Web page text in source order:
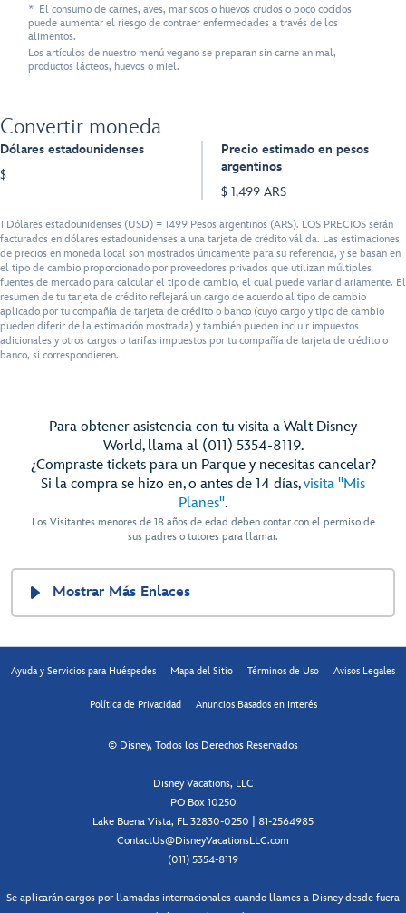
* El consumo de carnes, aves, mariscos o huevos crudos o poco cocidos
puede aumentar el riesgo de contraer enfermedades a través de los
alimentos.
Los artículos de nuestro menú vegano se preparan sin carne animal,
productos lácteos, huevos o miel.
Convertir moneda
Dólares estadounidenses
$
Precio estimado en pesos
argentinos
$ 1,499 ARS
1 Dólares estadounidenses (USD) = 1499 Pesos argentinos (ARS). LOS PRECIOS serán
facturados en dólares estadounidenses a una tarjeta de crédito válida. Las estimaciones
de precios en moneda local son mostrados únicamente para su referencia, y se basan en
el tipo de cambio proporcionado por proveedores privados que utilizan múltiples
fuentes de mercado para calcular el tipo de cambio, el cual puede variar diariamente. El
resumen de tu tarjeta de crédito reflejará un cargo de acuerdo al tipo de cambio
aplicado por tu compañía de tarjeta de crédito o banco (cuyo cargo y tipo de cambio
pueden diferir de la estimación mostrada) y también pueden incluir impuestos
adicionales y otros cargos o tarifas impuestos por tu compañía de tarjeta de crédito o
banco, si correspondieren.
Para obtener asistencia con tu visita a Walt Disney
World, llama al (011) 5354-8119.
¿Compraste tickets para un Parque y necesitas cancelar?
Si la compra se hizo en, o antes de 14 días,visita "Mis
Planes".
Los Visitantes menores de 18 años de edad deben contar con el permiso de
sus padres o tutores para llamar.
Mostrar Más Enlaces
Ayuda y Servicios para Huéspedes Mapa del Sitio Términos de Uso Avisos Legales
Política de Privacidad Anuncios Basados en Interés
© Disney, Todos los Derechos Reservados
Disney Vacations, LLC
PO Box 10250
Lake Buena Vista, FL 32830-0250 | 81-2564985
ContactUs@DisneyVacationsLLC.com
(011) 5354-8119
Se aplicarán cargos por llamadas internacionales cuando llames a Disney desde fuera